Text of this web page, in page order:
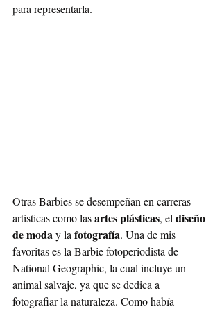
para representarla.
Otras Barbies se desempeñan en carreras
artísticas como las artes plásticas, el diseño
de moda y la fotografía. Una de mis
favoritas es la Barbie fotoperiodista de
National Geographic, la cual incluye un
animal salvaje, ya que se dedica a
fotografiar la naturaleza. Como había